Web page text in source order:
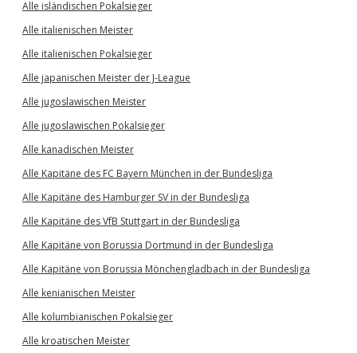
Alle isländischen Pokalsieger
Alle italienischen Meister
Alle italienischen Pokalsieger
Alle japanischen Meister der J-League
Alle jugoslawischen Meister
Alle jugoslawischen Pokalsieger
Alle kanadischen Meister
Alle Kapitäne des FC Bayern München in der Bundesliga
Alle Kapitäne des Hamburger SV in der Bundesliga
Alle Kapitäne des VfB Stuttgart in der Bundesliga
Alle Kapitäne von Borussia Dortmund in der Bundesliga
Alle Kapitäne von Borussia Mönchengladbach in der Bundesliga
Alle kenianischen Meister
Alle kolumbianischen Pokalsieger
Alle kroatischen Meister